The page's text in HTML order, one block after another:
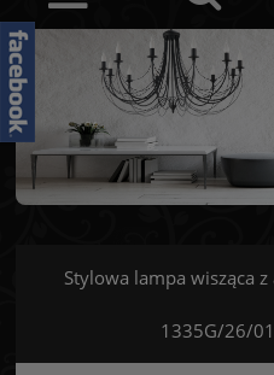
Stylowa lampa wisząca
1335G/26/